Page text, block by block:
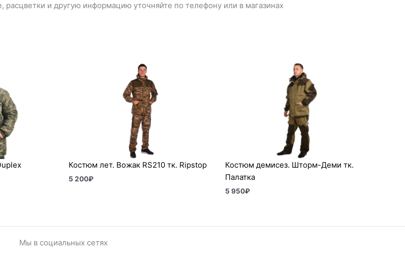
и другую информацию уточняйте по телефону или в магазинах
Костюм лет. Вожак RS210 тк. Ripstop
5 200₽
Костюм демисез. Шторм-Деми тк.
Палатка
5 950₽
Мы в социальных сетях